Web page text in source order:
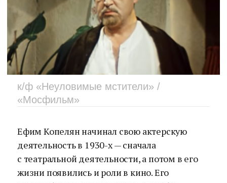
к/ф «Неуловимые мстители» /
«Мосфильм»
Ефим Копелян начинал свою актерскую
деятельность в 1930-х — сначала
с театральной деятельности, а потом в его
жизни появились и роли в кино. Его